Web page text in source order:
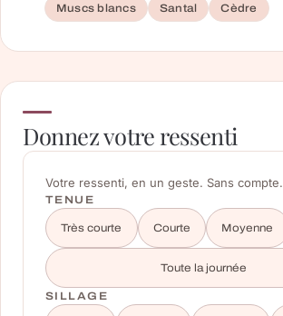
Muscs blancs Santal Cèdre
Donnez votre ressenti
Votre ressenti, en un geste. Sans compte.
TENUE
Très courte Courte Moyenne
Toute la journée
SILLAGE